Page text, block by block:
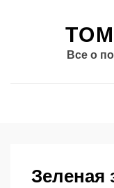
Все о
Зеленая